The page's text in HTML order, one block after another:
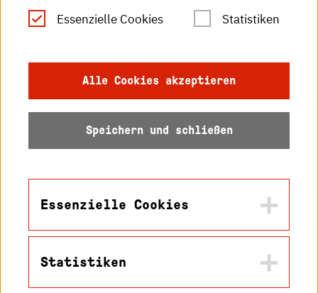
Leichte Sprache
Datenschutz
Barrierefreiheit
Essenzielle Cookies Statistiken
Alle Cookies akzeptieren
Speichern und schließen
Essenzielle Cookies
Statistiken